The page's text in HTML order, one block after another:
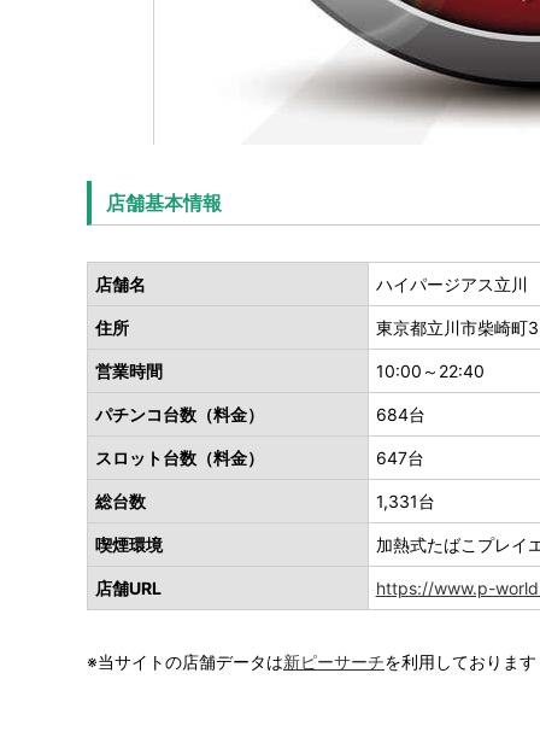
店舗基本情報
店舗名 ハイパージアス立川
住所 東京都立川市柴崎町
営業時間 10:00～22:40
パチンコ台数（料金） 684台
スロット台数（料金） 647台
総台数 1,331台
喫煙環境 加熱式たばこプレ
店舗URL https://www.p-
※当サイトの店舗データは新ピーサーチを利用しております